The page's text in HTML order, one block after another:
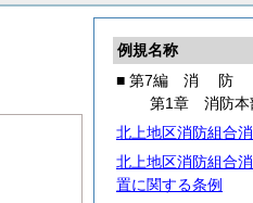
例規名称
■ 第7編 消 防
第1章 消防本
北上地区消防組合
北上地区消防組合
置に関する条例